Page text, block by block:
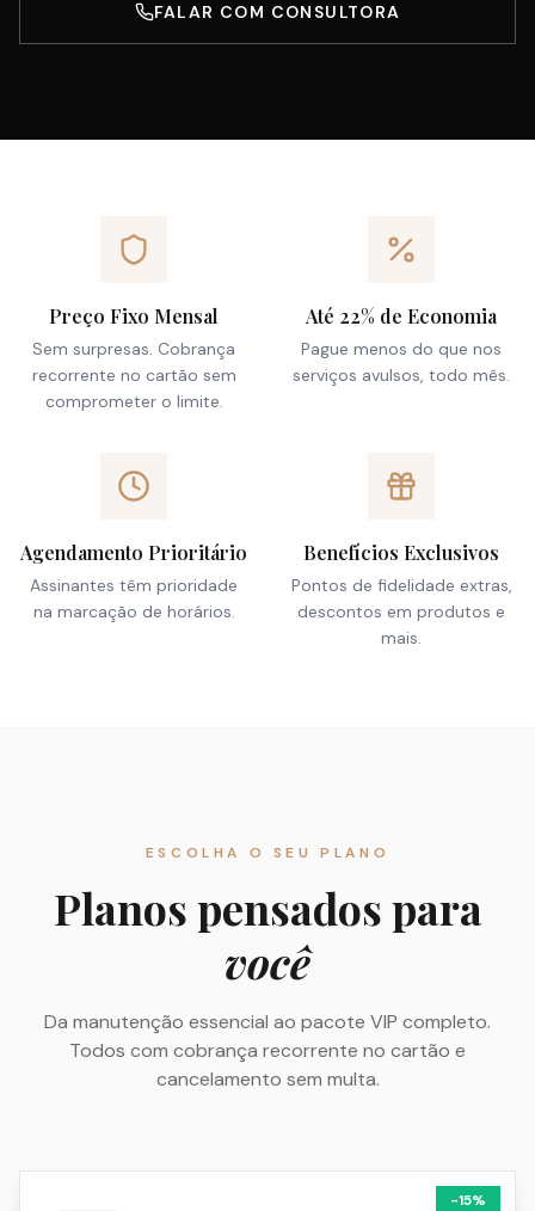
FALAR COM CONSULTORA
Preço Fixo Mensal
Sem surpresas. Cobrança
recorrente no cartão sem
comprometer o limite.
Até 22% de Economia
Pague menos do que nos
serviços avulsos, todo mês.
Agendamento Prioritário
Assinantes têm prioridade
na marcação de horários.
Benefícios Exclusivos
Pontos de fidelidade extras,
descontos em produtos e
mais.
ESCOLHA O SEU PLANO
Planos pensados para
você
Da manutenção essencial ao pacote VIP completo.
Todos com cobrança recorrente no cartão e
cancelamento sem multa.
-15%